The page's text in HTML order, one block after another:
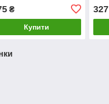
₴
Купити
327